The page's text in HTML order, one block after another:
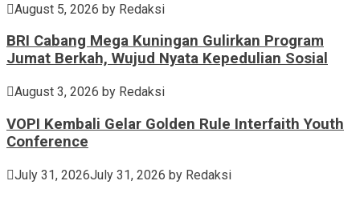
August 5, 2026 by Redaksi
BRI Cabang Mega Kuningan Gulirkan Program
Jumat Berkah, Wujud Nyata Kepedulian Sosial
August 3, 2026 by Redaksi
VOPI Kembali Gelar Golden Rule Interfaith Youth
Conference
July 31, 2026July 31, 2026 by Redaksi